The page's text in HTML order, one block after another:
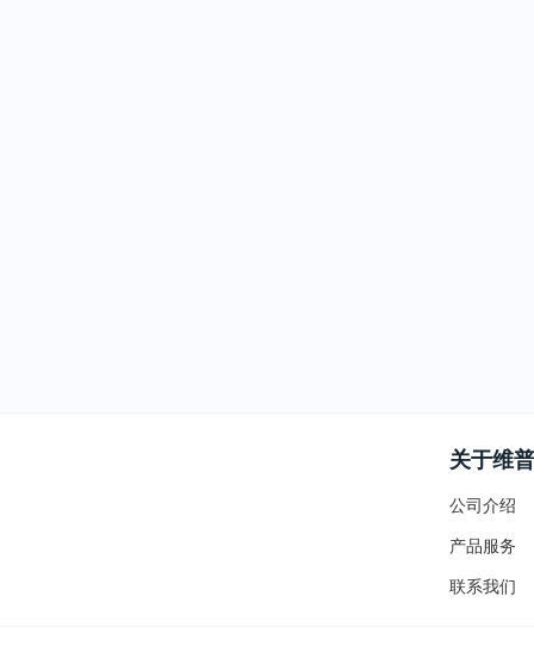
关于维普
公司介绍
产品服务
联系我们